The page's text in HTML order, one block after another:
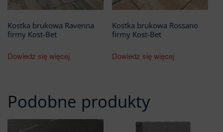
Kostka brukowa Ravenna
firmy Kost-Bet
Dowiedz się więcej
Kostka brukowa Rossano
firmy Kost-Bet
Dowiedz się więcej
Podobne produkty